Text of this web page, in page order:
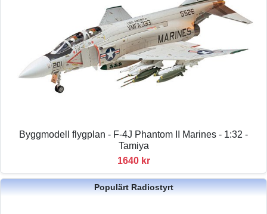
Byggmodell flygplan - F-4J Phantom II Marines - 1:32 -
Tamiya
1640 kr
Populärt Radiostyrt